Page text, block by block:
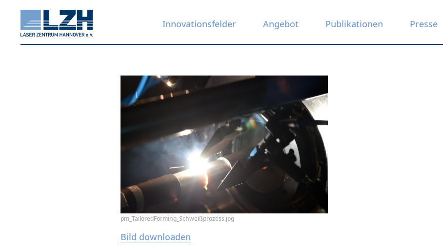
Innovationsfelder Angebot Publikationen Presse
pm_TailoredForming_Schweißprozess.jpg
Bild downloaden